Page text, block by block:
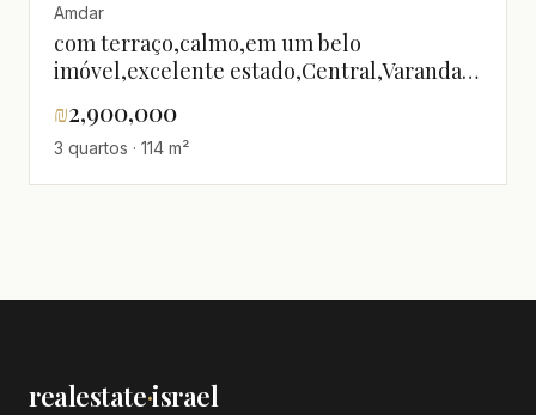
Amdar
com terraço,calmo,em um belo
imóvel,excelente estado,Central,Varanda
oportunidade,Lugar quieto,Andar superior
com vista,Grande,Alto
padrão,Luxuoso,Perto do mar,Vista para o
₪2,900,000
3 quartos · 114 m²
realestate·israel